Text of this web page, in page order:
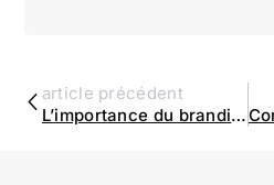
article précédent
L’importance du branding dans une stratégie de marketing digital | Agence Omartin Marketing